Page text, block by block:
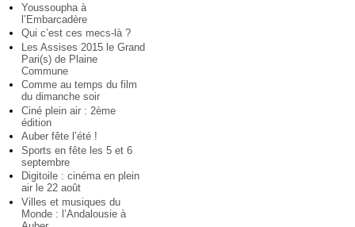
Youssoupha à
l’Embarcadère
Qui c’est ces mecs-là ?
Les Assises 2015 le Grand
Pari(s) de Plaine
Commune
Comme au temps du film
du dimanche soir
Ciné plein air : 2ème
édition
Auber fête l’été !
Sports en fête les 5 et 6
septembre
Digitoile : cinéma en plein
air le 22 août
Villes et musiques du
Monde : l’Andalousie à